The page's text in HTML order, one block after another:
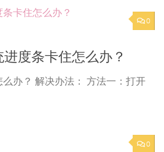
0
度条卡住怎么办？
办？ 解决办法： 方法一：打开
0